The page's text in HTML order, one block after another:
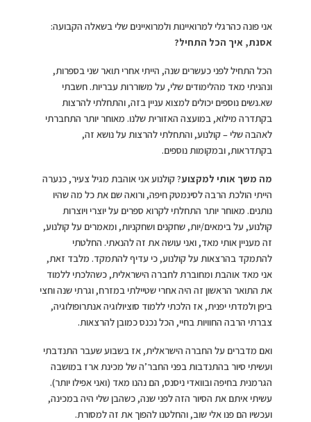
אני פונה כהרגלי למרואיינות ולמרואיינים שלי בשאלה הקבועה:
אסנת, איך הכל התחיל?
הכל התחיל לפני כעשרים שנה, הייתי אחרי תואר שני בספרות,
ונהניתי מאד מהלימודים שלי, על משוררות עבריות. חשבתי
שא.נשים נוספים יכולים למצוא עניין בזה, והתחלתי להרצות
בקתדרה מילוא, במועצה האזורית שלנו. מאוחר יותר התחברתי
לאהבה שלי – קולנוע, והתחלתי להרצות על נושא זה,
בקתדראות, ובמקומות נוספים.
מה משך אותי למקצוע? קולנוע אני אוהבת מגיל צעיר, כנערה
הייתי הולכת הרבה לסינמטק חיפה, ורואה שם את כל מה שהיו
נותנים. מאוחר יותר התחלתי לקרוא ספרים על יוצרי ויוצרות
קולנוע, על בימאים/יות, שחקנים ושחקניות, ומאמרים על קולנוע,
זה מעניין אותי מאד, ואני עושה את זה להנאתי. החלטתי
להתמקד בהרצאות על קולנוע, כי עדיף להתמקד. מלבד זאת,
אני מאד אוהבת ומחוברת לחברה הישראלית, כשהלכתי ללמוד
את התואר הראשון זה היה אחרי שטיילתי במזרח, וגרתי שנה וחצי
ביפן ולמדתי יפנית, אז הלכתי ללמוד סוציולוגיה אנתרופולוגיה,
צברתי הרבה החוויות בחיי, הכל נכנס כמובן להרצאות.
ואם מדברים על החברה הישראלית, אז בשבוע שעבר התנדבתי
ועשיתי סיור בהתנדבות בפני החבר’ה של מכינת ארז במושבה
הגרמנית בחיפה ובוואדי ניסנס, הם נהנו מאד (ואני אפילו יותר).
עשיתי איתם את הסיור הזה לפני שנה, כשהבן שלי היה במכינה,
ועכשיו הם פנו אלי שוב, והחלטנו להפוך את זה למסורת.